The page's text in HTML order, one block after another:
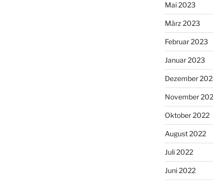
Mai 2023
März 2023
Februar 2023
Januar 2023
Dezember
November
Oktober 2022
August 2022
Juli 2022
Juni 2022